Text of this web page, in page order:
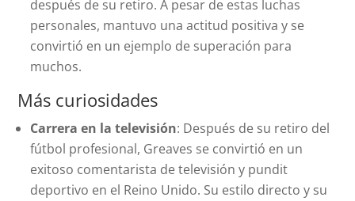
después de su retiro. A pesar de estas luchas
personales, mantuvo una actitud positiva y se
convirtió en un ejemplo de superación para
muchos.
Más curiosidades
Carrera en la televisión: Después de su retiro del
fútbol profesional, Greaves se convirtió en un
exitoso comentarista de televisión y pundit
deportivo en el Reino Unido. Su estilo directo y su